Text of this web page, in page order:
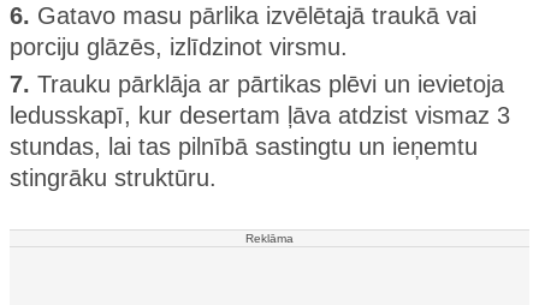
6. Gatavo masu pārlika izvēlētajā traukā vai
porciju glāzēs, izlīdzinot virsmu.
7. Trauku pārklāja ar pārtikas plēvi un ievietoja
ledusskapī, kur desertam ļāva atdzist vismaz 3
stundas, lai tas pilnībā sastingtu un ieņemtu
stingrāku struktūru.
Reklāma